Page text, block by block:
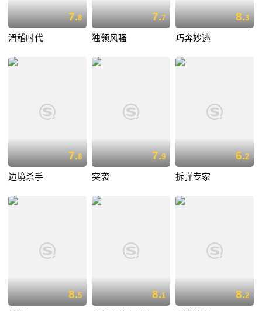
7.8
滑稽时代
7.7
独领风骚
8.3
巧奔妙逃
7.8
边境杀手
7.9
突袭
6.2
拆弹专家
8.5 8.1 8.2